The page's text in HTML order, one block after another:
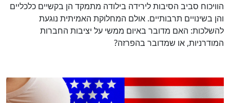
הוויכוח סביב הסיבות לירידה בילודה מתמקד הן בקשיים כלכליים
והן בשינויים תרבותיים. אולם המחלוקת האמיתית נוגעת
להשלכות: האם מדובר באיום ממשי על יציבות החברות
המודרניות, או שמדובר בהפרזה?